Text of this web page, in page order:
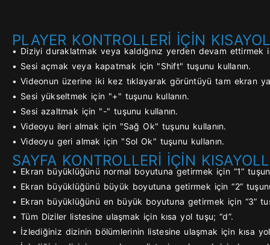
PLAYER KONTROLLERİ İÇİN
• Diziyi duraklatmak veya kaldığınız yerden devam ettirmek
• Sesi açmak veya kapatmak için "Shift" tuşunu kullanın.
• Videonun üzerine iki kez tıklayarak görüntüyü tam ekran
• Sesi yükseltmek için "+" tuşunu kullanın.
• Sesi azaltmak için "-" tuşunu kullanın.
• Videoyu ileri almak için "Sağ Ok" tuşunu kullanın.
• Videoyu geri almak için "Sol Ok" tuşunu kullanın.
SAYFA KONTROLLERİ İÇİN
• Ekran büyüklüğünü normal boyutuna getirmek için “1”
• Ekran büyüklüğünü büyük boyutuna getirmek için “2”
• Ekran büyüklüğünü en büyük boyutuna getirmek için “3”
• Tüm Diziler listesine ulaşmak için kısa yol tuşu; “d”.
• İzlediğiniz dizinin bölümlerinin listesine ulaşmak için kısa